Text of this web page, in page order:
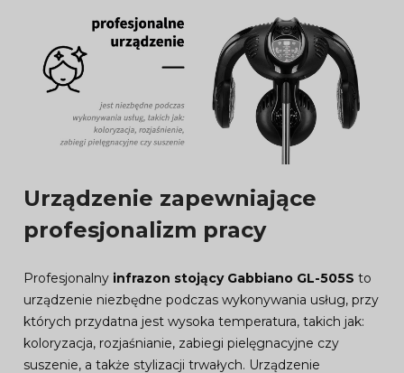
Urządzenie zapewniające
profesjonalizm pracy
Profesjonalny infrazon stojący Gabbiano GL-505S to
urządzenie niezbędne podczas wykonywania usług, przy
których przydatna jest wysoka temperatura, takich jak:
koloryzacja, rozjaśnianie, zabiegi pielęgnacyjne czy
suszenie, a także stylizacji trwałych. Urządzenie